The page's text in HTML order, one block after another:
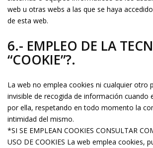
web u otras webs a las que se haya
de esta web.
6.- EMPLEO DE LA
“COOKIE”?.
La web no emplea cookies ni cualquier otro
invisible de recogida de información cuando
por ella, respetando en todo momento la
intimidad del mismo.
*SI SE EMPLEAN COOKIES CONSULTAR
USO DE COOKIES La web emplea cookies,